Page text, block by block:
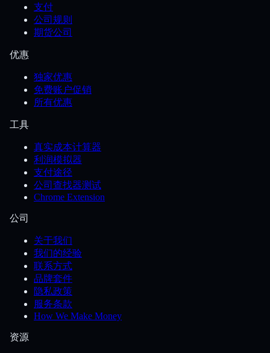
支付
公司规则
期货公司
优惠
独家优惠
免费账户促销
所有优惠
工具
真实成本计算器
利润模拟器
支付途径
公司查找器测试
Chrome Extension
公司
关于我们
我们的经验
联系方式
品牌套件
隐私政策
服务条款
How We Make Money
资源